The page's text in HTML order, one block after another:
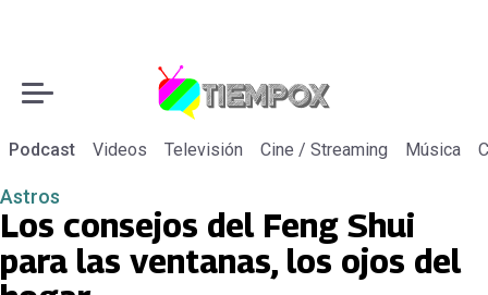
Podcast Videos Televisión Cine / Streaming Música
Astros
Los consejos del Feng Shui
para las ventanas, los ojos del